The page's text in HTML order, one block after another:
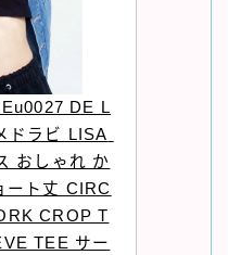
DE L
ドラビ LISA
おしゃれ か
ート丈 CIRC
CROP T
TEE サー